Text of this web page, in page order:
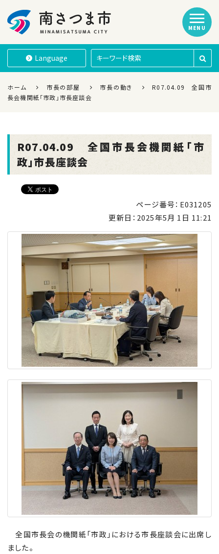
南さつま市
Language
MENU
ホーム 市長の部屋 市長の動き
R07.04.09 全国市
長会機関紙「市政」市長座談会
R07.04.09 全国市長会機関紙「市
政」市長座談会
ページ番号：E031205
更新日： 2025年5月 1日 11:21
全国市長会の機関紙「市政」における市長座談会に出席し
ました。